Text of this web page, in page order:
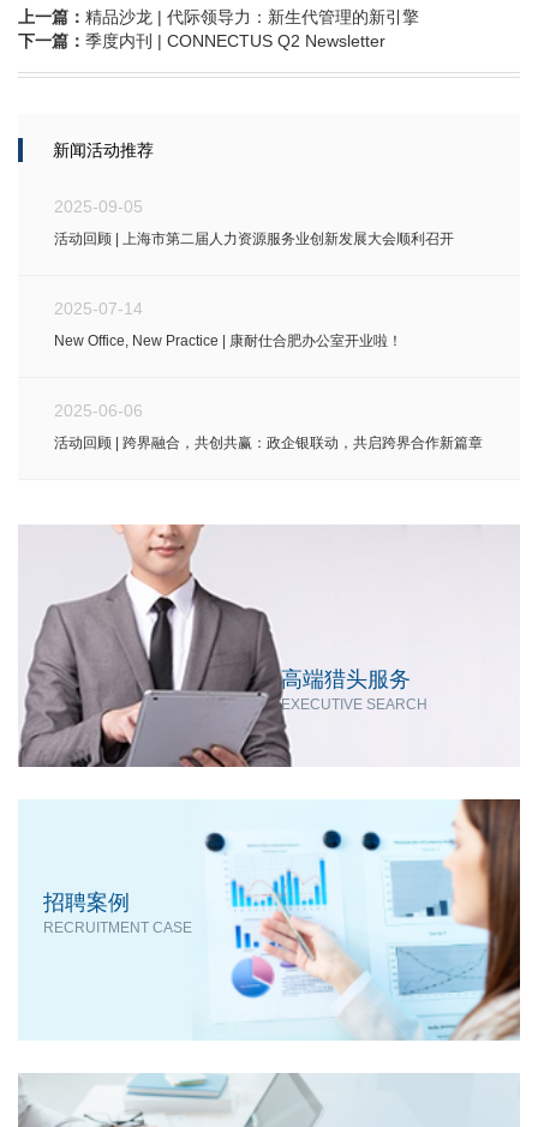
上一篇： 精品沙龙 | 代际领导力：新生代管理的新引擎
下一篇： 季度内刊 | CONNECTUS Q2 Newsletter
新闻活动推荐
2025-09-05
活动回顾 | 上海市第二届人力资源服务业创新发展大会顺利召开
2025-07-14
New Office, New Practice | 康耐仕合肥办公室开业啦！
2025-06-06
活动回顾 | 跨界融合，共创共赢：政企银联动，共启跨界合作新篇章
高端猎头服务
EXECUTIVE SEARCH
招聘案例
RECRUITMENT CASE